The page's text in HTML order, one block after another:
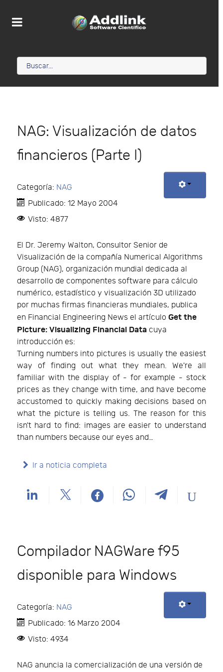
NAG: Visualización de datos
financieros (Parte I)
Categoría: NAG
Publicado: 12 Mayo 2004
Visto: 4877
El Dr. Jeremy Walton, Consultor Senior de
Visualización de la compañía Numerical Algorithms
Group (NAG), organización mundial dedicada al
desarrollo de componentes software para cálculo
numérico, estadístico y visualización 3D utilizado
por muchas firmas financieras mundiales, publica
en Financial Engineering News el artículo Get the
Picture: Visualizing Financial Data cuya
introducción es:
Turning numbers into pictures is usually the easiest
way of finding out what they mean. We're all
familiar with the display of - for example - stock
prices as they change with time, and have become
accustomed to quickly making decisions based on
what the picture is telling us. The reason for this
isn't hard to find: images are easier to understand
than numbers because our eyes and…
Ir a noticia completa
Compilador NAGWare f95
disponible para Windows
Categoría: NAG
Publicado: 16 Marzo 2004
Visto: 4934
NAG anuncia la comercialización de una versión de